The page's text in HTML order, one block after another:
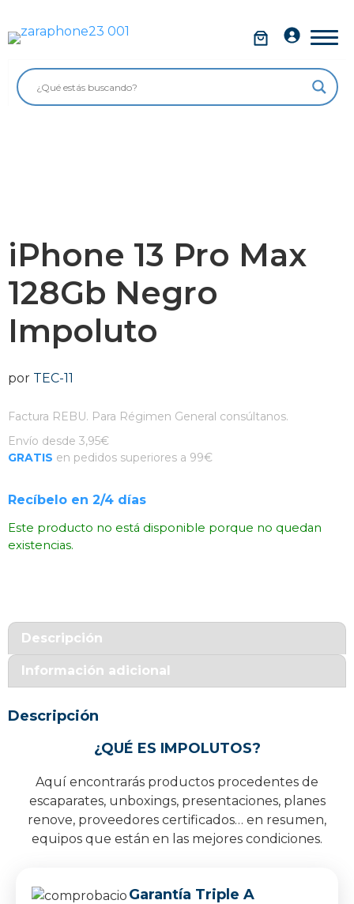
contenido
iPhone 13 Pro Max
128Gb Negro
Impoluto
por TEC-11
Factura REBU. Para Régimen General consúltanos.
Envío desde 3,95€
GRATIS en pedidos superiores a 99€
Recíbelo en 2/4 días
Este producto no está disponible porque no quedan
existencias.
Descripción
Información adicional
Descripción
¿QUÉ ES IMPOLUTOS?
Aquí encontrarás productos procedentes de
escaparates, unboxings, presentaciones, planes
renove, proveedores certificados… en resumen,
equipos que están en las mejores condiciones.
Garantía Triple A
Móviles
Impolutos
Accesorios
Garantía Zaraphone